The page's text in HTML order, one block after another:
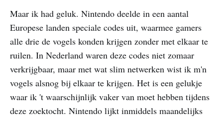
Maar ik had geluk. Nintendo deelde in een aantal
Europese landen speciale codes uit, waarmee gamers
alle drie de vogels konden krijgen zonder met elkaar te
ruilen. In Nederland waren deze codes niet zomaar
verkrijgbaar, maar met wat slim netwerken wist ik m'n
vogels alsnog bij elkaar te krijgen. Het is een gelukje
waar ik 't waarschijnlijk vaker van moet hebben tijdens
deze zoektocht. Nintendo lijkt inmiddels maandelijks